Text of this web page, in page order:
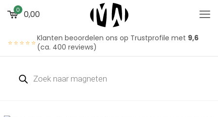
0 0,00
⭐⭐⭐⭐⭐Klanten beoordelen ons op Trustprofile met 9,6
(ca. 400 reviews)